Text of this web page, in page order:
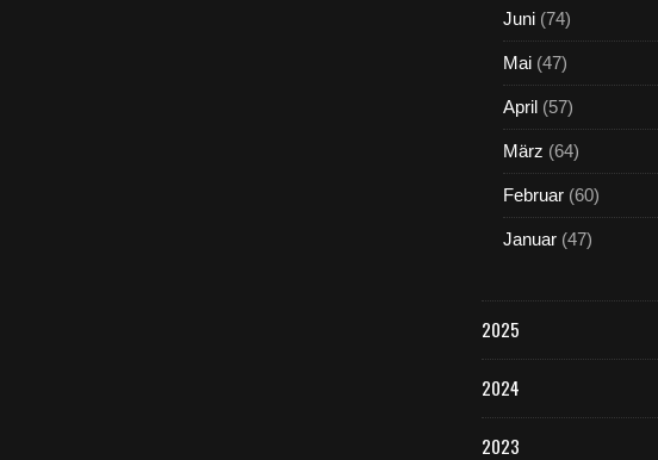
Juni (74)
Mai (47)
April (57)
März (64)
Februar (60)
Januar (47)
2025
2024
2023